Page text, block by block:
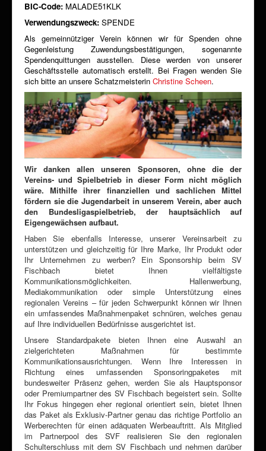
BIC-Code: MALADE51KLK
Verwendungszweck: SPENDE
Als gemeinnütziger Verein können wir für Spenden ohne
Gegenleistung Zuwendungsbestätigungen, sogenannte
Spendenquittungen ausstellen. Diese werden von unserer
Geschäftsstelle automatisch erstellt. Bei Fragen wenden Sie
sich bitte an unsere Schatzmeisterin Christine Scheen.
Wir danken allen unseren Sponsoren, ohne die der
Vereins- und Spielbetrieb in dieser Form nicht möglich
wäre. Mithilfe ihrer finanziellen und sachlichen Mittel
fördern sie die Jugendarbeit in unserem Verein, aber auch
den Bundesligaspielbetrieb, der hauptsächlich auf
Eigengewächsen aufbaut.
Haben Sie ebenfalls Interesse, unserer Vereinsarbeit zu
unterstützen und gleichzeitig für Ihre Marke, Ihr Produkt oder
Ihr Unternehmen zu werben? Ein Sponsorship beim SV
Fischbach bietet Ihnen vielfältigste
Kommunikationsmöglichkeiten. Hallenwerbung,
Mediakommunikation oder simple Unterstützung eines
regionalen Vereins – für jeden Schwerpunkt können wir Ihnen
ein umfassendes Maßnahmenpaket schnüren, welches genau
auf Ihre individuellen Bedürfnisse ausgerichtet ist.
Unsere Standardpakete bieten Ihnen eine Auswahl an
zielgerichteten Maßnahmen für bestimmte
Kommunikationsausrichtungen. Wenn Ihre Interessen in
Richtung eines umfassenden Sponsoringpaketes mit
bundesweiter Präsenz gehen, werden Sie als Hauptsponsor
oder Premiumpartner des SV Fischbach begeistert sein. Sollte
Ihr Fokus hingegen eher regional orientiert sein, bietet Ihnen
das Paket als Exklusiv-Partner genau das richtige Portfolio an
Werberechten für einen adäquaten Werbeauftritt. Als Mitglied
im Partnerpool des SVF realisieren Sie den regionalen
Schulterschluss mit dem SV Fischbach und nehmen darüber